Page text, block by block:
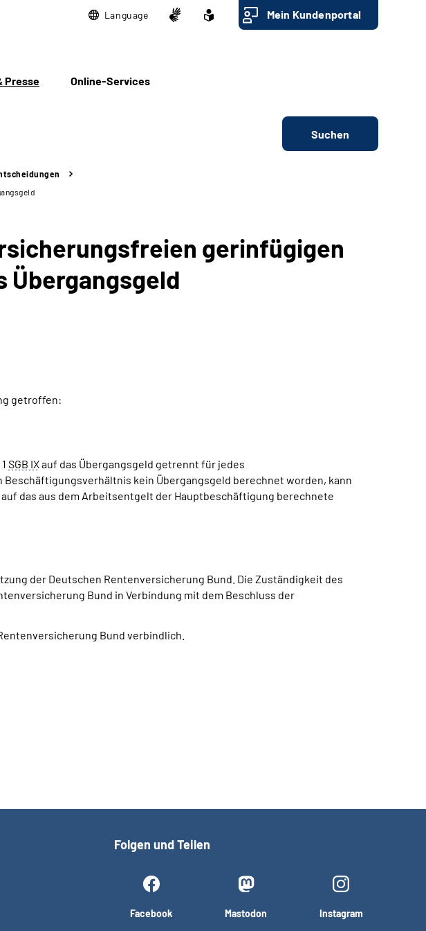
Language Mein Kundenportal
Presse Online-Services
Suchen
gerinfügigen
Übergangsgeld
getroffen:
1 SGB IXauf das Übergangsgeld getrennt für jedes
kein Übergangsgeld berechnet worden, kann
das aus dem Arbeitsentgelt der Hauptbeschäftigung berechnete
der Deutschen Rentenversicherung Bund. Die Zuständigkeit des
Bund in Verbindung mit dem Beschluss der
Bund verbindlich.
Folgen und Teilen
Facebook Mastodon Instagram